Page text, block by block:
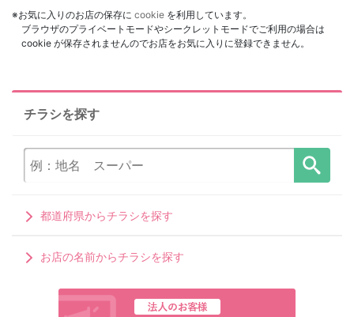
※お気に入りのお店の保存に cookie を利用しています。
ブラウザのプライベートモードやシークレットモードでご利用の場合は
cookie が保存されませんのでお店をお気に入りに登録できません。
チラシを探す
都道府県からチラシを探す
お店の名前からチラシを探す